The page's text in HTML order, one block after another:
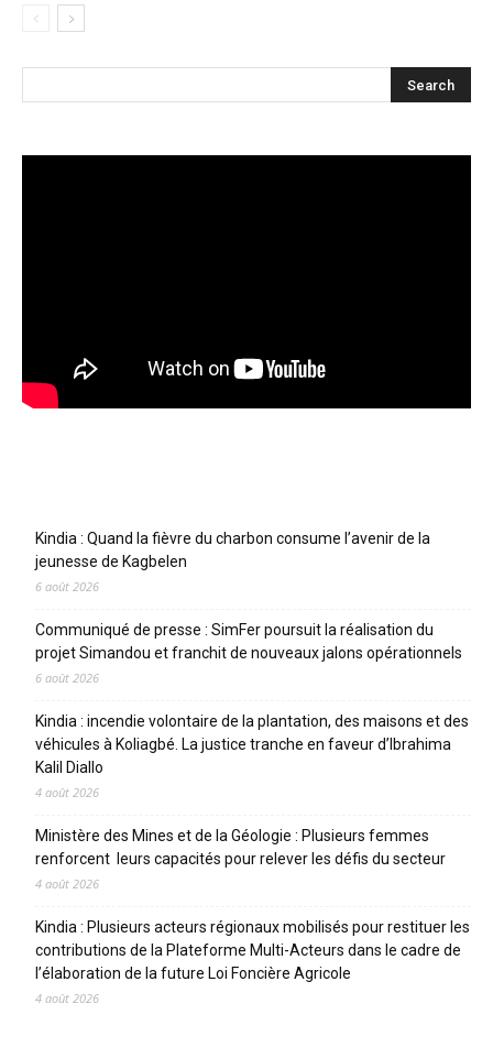
Kindia : Quand la fièvre du charbon consume l’avenir de la
jeunesse de Kagbelen
6 août 2026
Communiqué de presse : SimFer poursuit la réalisation du
projet Simandou et franchit de nouveaux jalons opérationnels
6 août 2026
Kindia : incendie volontaire de la plantation, des maisons et des
véhicules à Koliagbé. La justice tranche en faveur d’Ibrahima
Kalil Diallo
4 août 2026
Ministère des Mines et de la Géologie : Plusieurs femmes
renforcent leurs capacités pour relever les défis du secteur
4 août 2026
Kindia : Plusieurs acteurs régionaux mobilisés pour restituer les
contributions de la Plateforme Multi-Acteurs dans le cadre de
l’élaboration de la future Loi Foncière Agricole
4 août 2026